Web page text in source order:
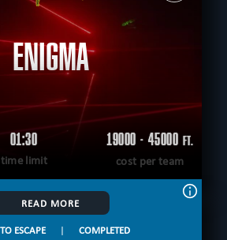
ENIGMA
01:30
time limit
19000 - 45000 FT.
cost per team
READ MORE
ESCAPE | COMPLETED